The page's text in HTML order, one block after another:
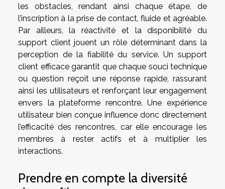
les obstacles, rendant ainsi chaque étape, de
l’inscription à la prise de contact, fluide et agréable.
Par ailleurs, la réactivité et la disponibilité du
support client jouent un rôle déterminant dans la
perception de la fiabilité du service. Un support
client efficace garantit que chaque souci technique
ou question reçoit une réponse rapide, rassurant
ainsi les utilisateurs et renforçant leur engagement
envers la plateforme rencontre. Une expérience
utilisateur bien conçue influence donc directement
l’efficacité des rencontres, car elle encourage les
membres à rester actifs et à multiplier les
interactions.
Prendre en compte la diversité